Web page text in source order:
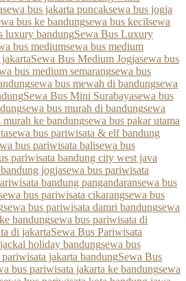
sewa bus jakarta puncaksewa bus jogja
bus ke bandungsewa bus kecilsewa
luxury bandungSewa Bus Luxury
bus mediumsewa bus medium
Sewa Bus Medium Jogjasewa bus
bus medium semarangsewa bus
sewa bus mewah di bandungsewa
Sewa Bus Mini Surabayasewa bus
sewa bus murah di bandungsewa
murah ke bandungsewa bus pakar utama
sewa bus pariwisata & elf bandung
bus pariwisata balisewa bus
pariwisata bandung city west java
jogjasewa bus pariwisata
bandung pangandaransewa bus
bus pariwisata cikarangsewa bus
sewa bus pariwisata damri bandungsewa
bandungsewa bus pariwisata di
di jakartaSewa Bus Pariwisata
holiday bandungsewa bus
pariwisata jakarta bandungSewa Bus
bus pariwisata jakarta ke bandungsewa